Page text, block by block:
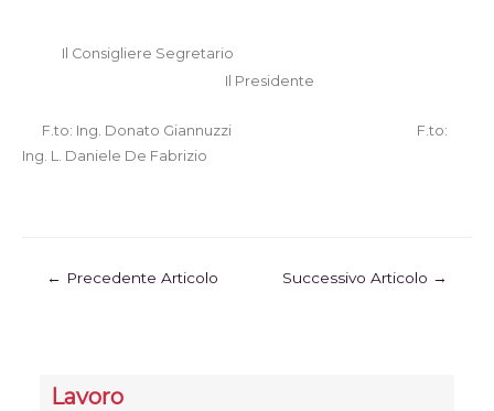
Il Consigliere Segretario
Il Presidente
F.to: Ing. Donato Giannuzzi
F.to:
Ing. L. Daniele De Fabrizio
← Precedente Articolo Successivo Articolo →
Lavoro